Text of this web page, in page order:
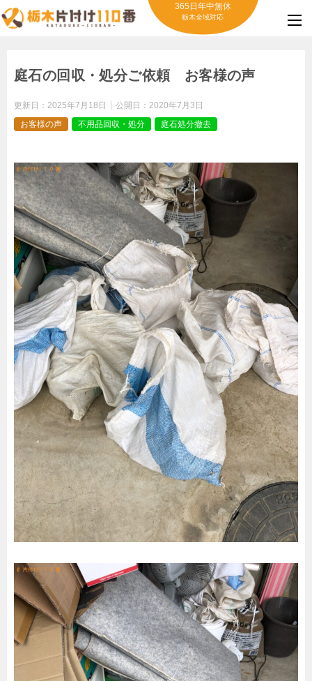
365日年中無休
栃木全域対応
庭石の回収・処分ご依頼 お客様の声
更新日： 2025年7月18日 公開日： 2020年7月3日
お客様の声
不用品回収・処分 庭石処分撤去